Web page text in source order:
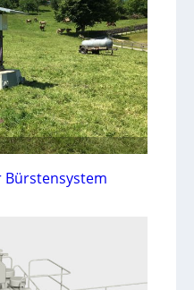
Bürstensystem